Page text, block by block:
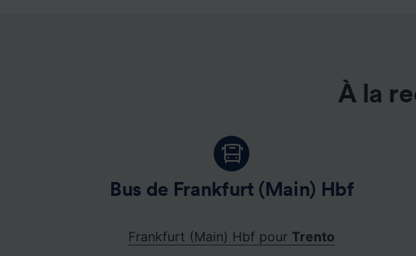
À la
Bus de Frankfurt (Main) Hbf
Frankfurt (Main) Hbf pour Trento